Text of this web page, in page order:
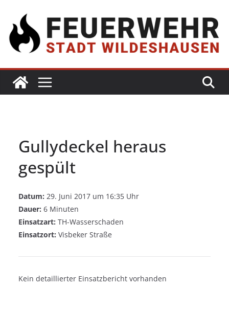
Gullydeckel heraus
gespült
Datum: 29. Juni 2017 um 16:35 Uhr
Dauer: 6 Minuten
Einsatzart: TH-Wasserschaden
Einsatzort: Visbeker Straße
Kein detaillierter Einsatzbericht vorhanden